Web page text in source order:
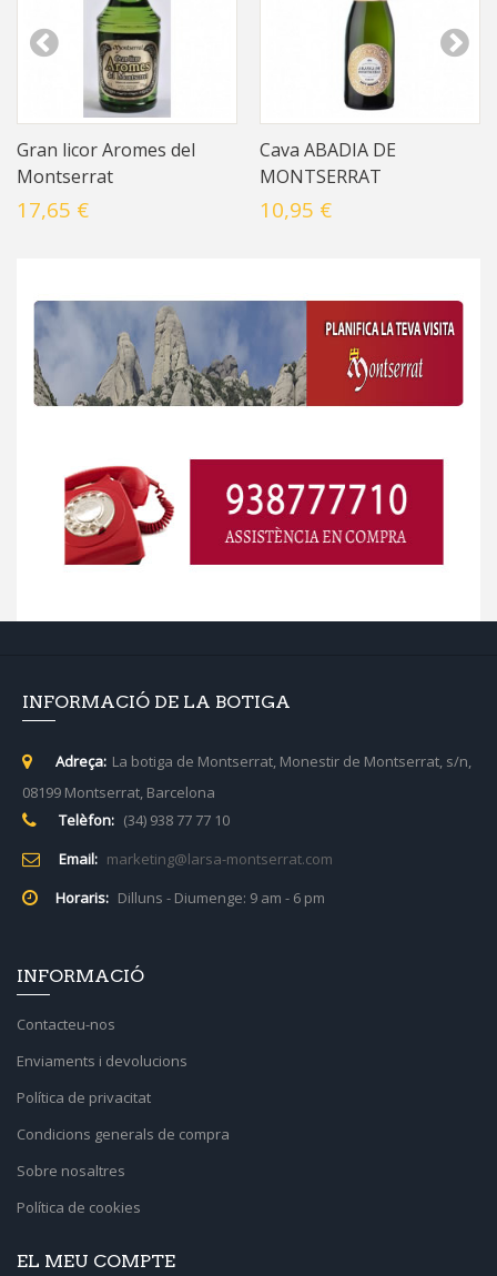
Gran licor Aromes del
Montserrat
17,65 €
Cava ABADIA DE
MONTSERRAT
10,95 €
INFORMACIÓ DE LA BOTIGA
Adreça: La botiga de Montserrat, Monestir de Montserrat, s/n,
08199 Montserrat, Barcelona
Telèfon: (34) 938 77 77 10
Email: marketing@larsa-montserrat.com
Horaris: Dilluns - Diumenge: 9 am - 6 pm
INFORMACIÓ
Contacteu-nos
Enviaments i devolucions
Política de privacitat
Condicions generals de compra
Sobre nosaltres
Política de cookies
EL MEU COMPTE